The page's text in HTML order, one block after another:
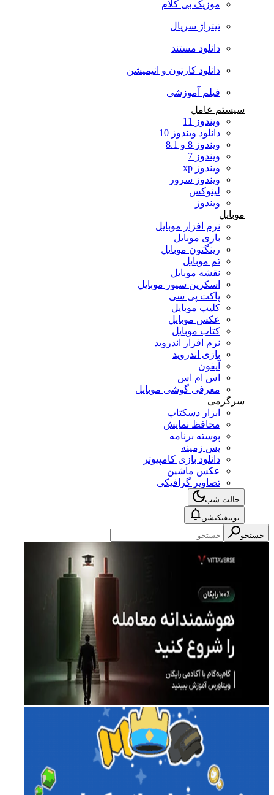
موزیک بی کلام
تیتراژ سریال
دانلود مستند
دانلود کارتون و انیمیشن
فیلم آموزشی
سیستم عامل
ویندوز 11
دانلود ویندوز 10
ویندوز 8 و 8.1
ویندوز 7
ویندوز xp
ویندوز سرور
لینوکس
ویندوز
موبایل
نرم افزار موبایل
بازی موبایل
رینگتون موبایل
تم موبایل
نقشه موبایل
اسکرین سیور موبایل
پاکت پی سی
کلیپ موبایل
عکس موبایل
کتاب موبایل
نرم افزار اندروید
بازی اندروید
آیفون
اس ام اس
معرفی گوشی موبایل
سرگرمی
ابزار دسکتاپ
محافظ نمایش
پوسته برنامه
پس زمینه
دانلود بازی کامپیوتر
عکس ماشین
تصاویر گرافیکی
حالت شب
نوتیفیکیشن
جستجو